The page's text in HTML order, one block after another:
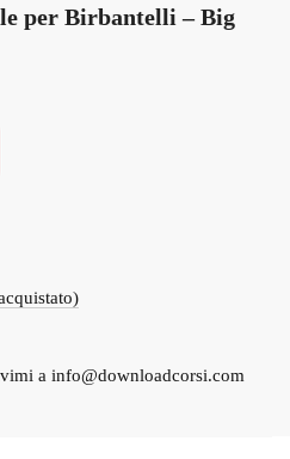
per Birbantelli – Big
a info@downloadcorsi.com